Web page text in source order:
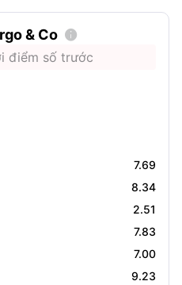
& Co 
điểm số trước
7.69
8.34
2.51
7.83
7.00
9.23